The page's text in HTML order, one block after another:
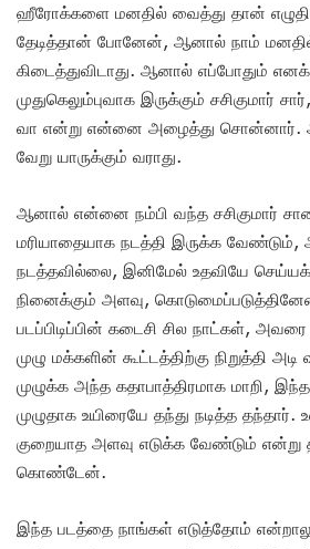
ஹீரோக்களை மனதில் வைத்து தான்
தேடித்தான் போனேன், ஆனால் நாம்
கிடைத்துவிடாது. ஆனால் எப்போதும்
முதுகெலும்புவாக இருக்கும் சசிகுமார்
வா என்று என்னை அழைத்து சொன்னார்.
வேறு யாருக்கும் வராது.
ஆனால் என்னை நம்பி வந்த சசிகுமார்
மரியாதையாக நடத்தி இருக்க வேண்டும்,
நடத்தவில்லை, இனிமேல் உதவியே
நினைக்கும் அளவு,
படப்பிடிப்பின் கடைசி சில நாட்கள்,
முழு மக்களின் கூட்டத்திற்கு நிறுத்தி
முழுக்க அந்த கதாபாத்திரமாக மாறி,
முழுதாக உயிரையே தந்து நடித்த தந்தார்.
குறையாத அளவு எடுக்க வேண்டும் என்று
கொண்டேன்.
இந்த படத்தை நாங்கள் எடுத்தோம்